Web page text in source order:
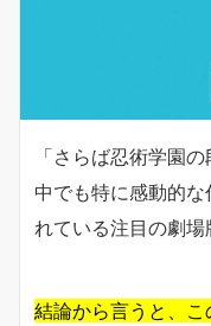
「さらば忍術学園
中でも特に感動的
れている注目の劇場
結論から言うと、